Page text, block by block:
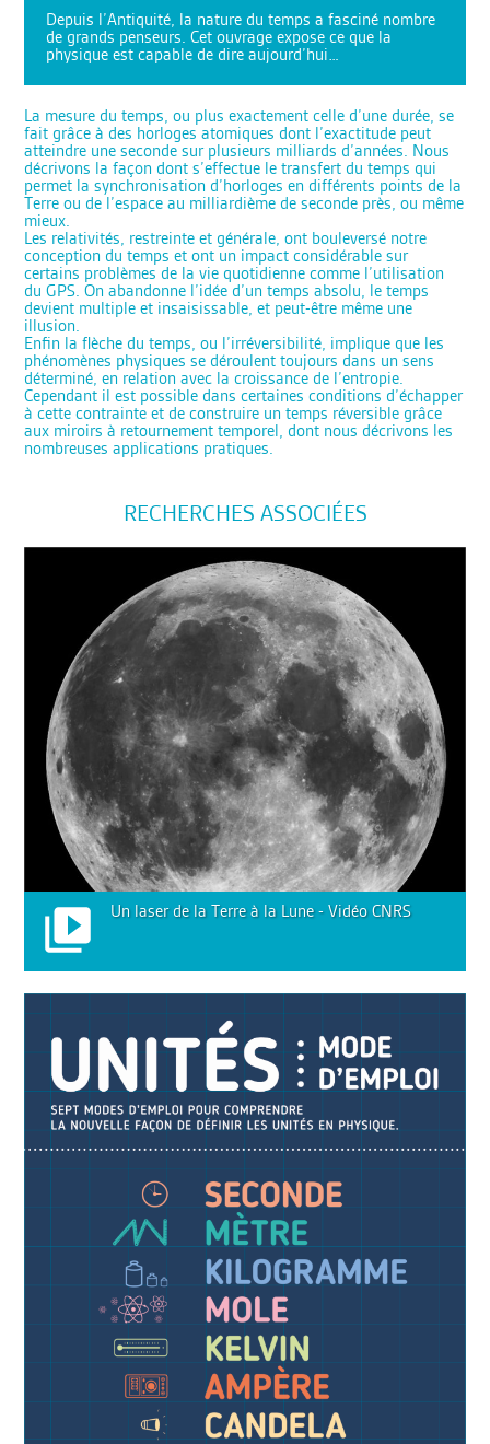
Depuis l’Antiquité, la nature du temps a fasciné nombre
de grands penseurs. Cet ouvrage expose ce que la
physique est capable de dire aujourd’hui…
La mesure du temps, ou plus exactement celle d’une durée, se
fait grâce à des horloges atomiques dont l’exactitude peut
atteindre une seconde sur plusieurs milliards d’années. Nous
décrivons la façon dont s’effectue le transfert du temps qui
permet la synchronisation d’horloges en différents points de la
Terre ou de l’espace au milliardième de seconde près, ou même
mieux.
Les relativités, restreinte et générale, ont bouleversé notre
conception du temps et ont un impact considérable sur
certains problèmes de la vie quotidienne comme l’utilisation
du GPS. On abandonne l’idée d’un temps absolu, le temps
devient multiple et insaisissable, et peut-être même une
illusion.
Enfin la flèche du temps, ou l’irréversibilité, implique que les
phénomènes physiques se déroulent toujours dans un sens
déterminé, en relation avec la croissance de l’entropie.
Cependant il est possible dans certaines conditions d’échapper
à cette contrainte et de construire un temps réversible grâce
aux miroirs à retournement temporel, dont nous décrivons les
nombreuses applications pratiques.
RECHERCHES ASSOCIÉES
Un laser de la Terre à la Lune - Vidéo CNRS